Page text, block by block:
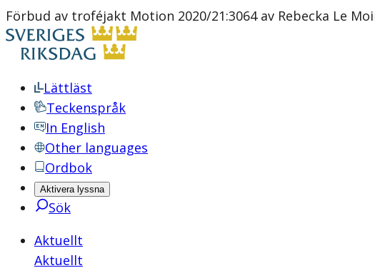
Förbud av troféjakt Motion 2020/21:3064 av Rebecka Le
Lättläst
Teckenspråk
In English
Other languages
Ordbok
Aktivera lyssna
Sök
Aktuellt
Aktuellt